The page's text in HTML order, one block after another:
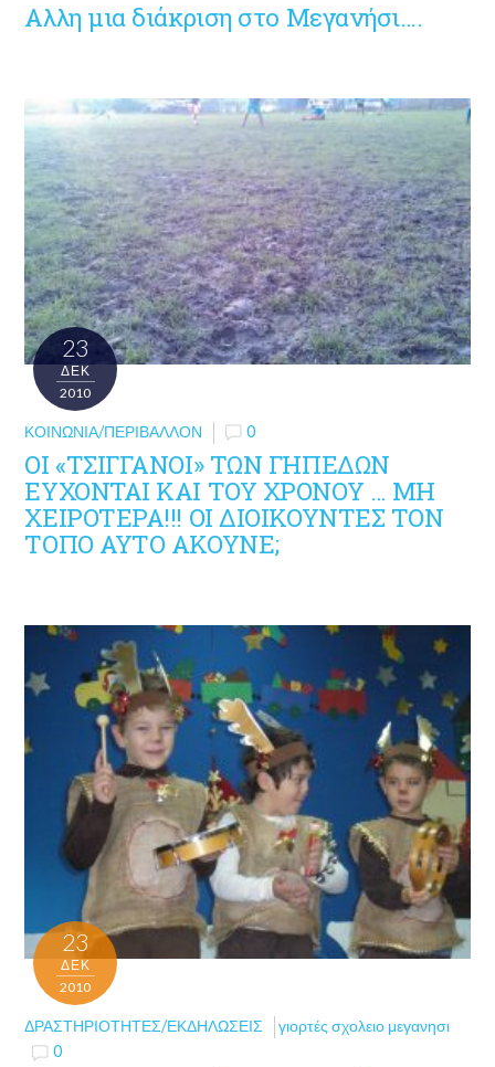
Αλλη μια διάκριση στο Μεγανήσι….
23
ΔΕΚ
2010
ΚΟΙΝΩΝΊΑ/ΠΕΡΙΒΆΛΛΟΝ 0
ΟΙ «ΤΣΙΓΓΑΝΟΙ» ΤΩΝ ΓΗΠΕΔΩΝ
ΕΥΧΟΝΤΑΙ ΚΑΙ ΤΟΥ ΧΡΟΝΟΥ … ΜΗ
ΧΕΙΡΟΤΕΡΑ!!! ΟΙ ΔΙΟΙΚΟΥΝΤΕΣ ΤΟΝ
ΤΟΠΟ ΑΥΤΟ ΑΚΟΥΝΕ;
23
ΔΕΚ
2010
ΔΡΑΣΤΗΡΙΌΤΗΤΕΣ/ΕΚΔΗΛΏΣΕΙΣ
γιορτές σχολειο μεγανησι
0